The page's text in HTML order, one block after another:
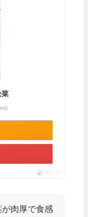
菜
）
ポチップ
肉厚で食感